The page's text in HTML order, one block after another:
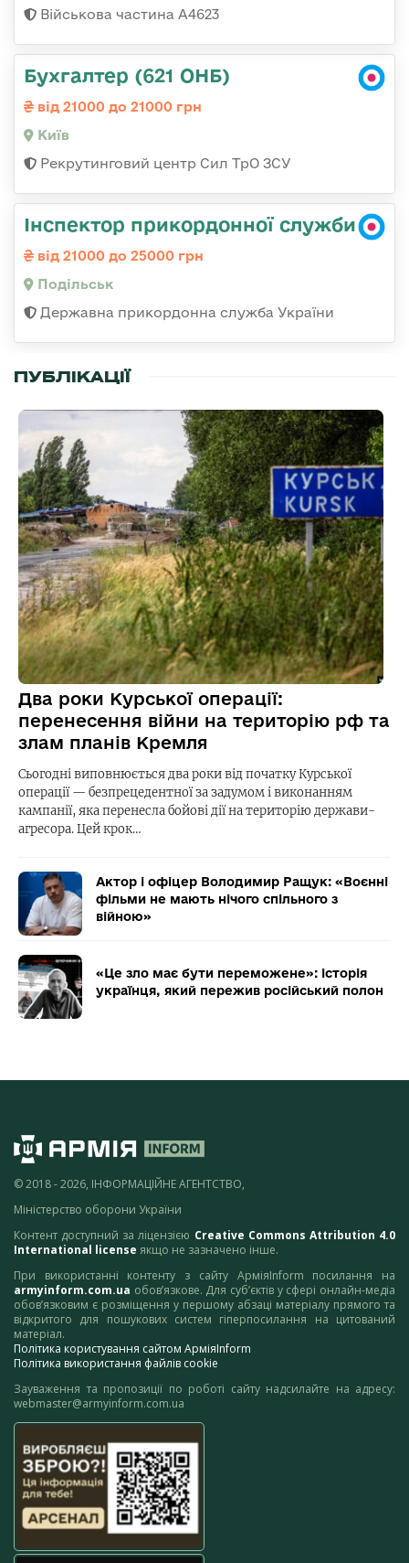
Військова частина А4623
Бухгалтер (621 ОНБ)
від 21000 до 21000 грн
Київ
Рекрутинговий центр Сил ТрО ЗСУ
Інспектор прикордонної служби
від 21000 до 25000 грн
Подільськ
Державна прикордонна служба України
ПУБЛІКАЦІЇ
Два роки Курської операції:
перенесення війни на територію рф та
злам планів Кремля
Сьогодні виповнюється два роки від початку Курської
операції — безпрецедентної за задумом і виконанням
кампанії, яка перенесла бойові дії на територію держави-
агресора. Цей крок…
Актор і офіцер Володимир Ращук: «Воєнні
фільми не мають нічого спільного з
війною»
«Це зло має бути переможене»: історія
українця, який пережив російський полон
© 2018 - 2026, ІНФОРМАЦІЙНЕ АГЕНТСТВО,
Міністерство оборони України
Контент доступний за ліцензією Creative Commons Attribution 4.0
International license якщо не зазначено інше.
При використанні контенту з сайту АрміяInform посилання на
armyinform.com.ua обов’язкове. Для суб’єктів у сфері онлайн-медіа
обов’язковим є розміщення у першому абзаці матеріалу прямого та
відкритого для пошукових систем гіперпосилання на цитований
матеріал.
Політика користування сайтом АрміяInform
Політика використання файлів cookie
Зауваження та пропозиції по роботі сайту надсилайте на адресу:
webmaster@armyinform.com.ua